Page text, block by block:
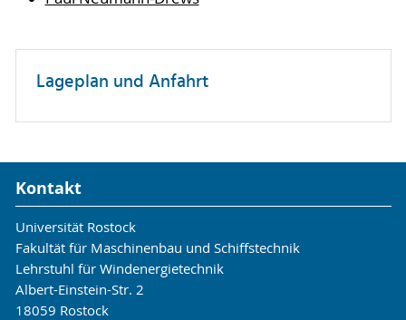
Lageplan und Anfahrt
Kontakt
Universität Rostock
Fakultät für Maschinenbau und Schiffstechnik
Lehrstuhl für Windenergietechnik
Albert-Einstein-Str. 2
18059 Rostock